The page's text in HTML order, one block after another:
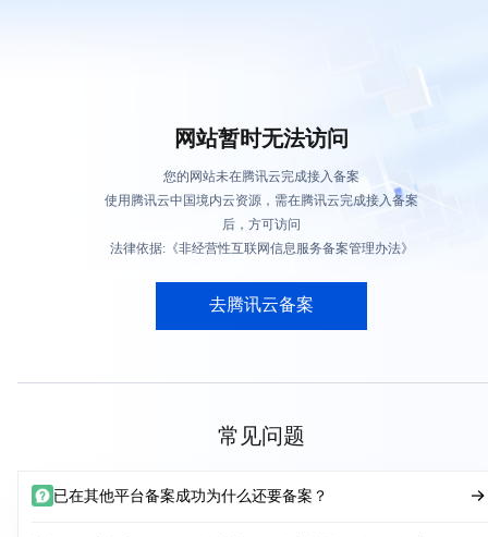
网站暂时无法访问
您的网站未在腾讯云完成接入备案
使用腾讯云中国境内云资源，需在腾讯云完成接入备案
后，方可访问
法律依据:《非经营性互联网信息服务备案管理办法》
去腾讯云备案
常见问题
已在其他平台备案成功为什么还要备案？